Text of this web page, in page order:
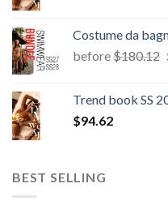
Costume da
before$180.12
Trend book SS
$94.62
BEST SELLING